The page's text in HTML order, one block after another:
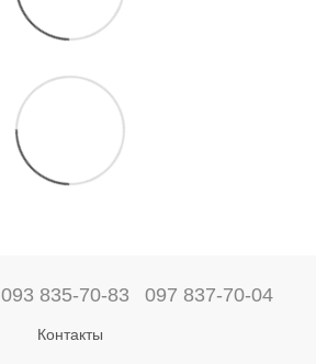
093 835-70-83 097 837-70-04
Контакты